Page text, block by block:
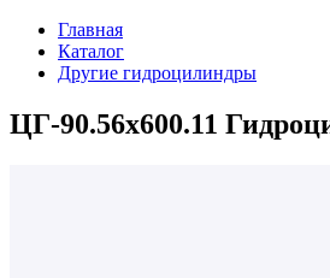
Главная
Каталог
Другие гидроцилиндры
ЦГ-90.56х600.11